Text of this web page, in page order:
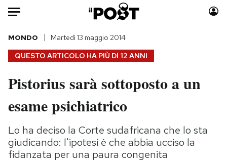
Auto
HOME
Italia
Politica
Tecnologia
Internet
Scienza
Moda
Storie/Idee
Ok Boomer!
Media
QUESTO ARTICOLO HA PIÙ DI 12 ANNI
MONDO Martedì 13 maggio 2014
Pistorius sarà sottoposto a un
esame psichiatrico
Lo ha deciso la Corte sudafricana che lo sta
giudicando: l'ipotesi è che abbia ucciso la
fidanzata per una paura congenita